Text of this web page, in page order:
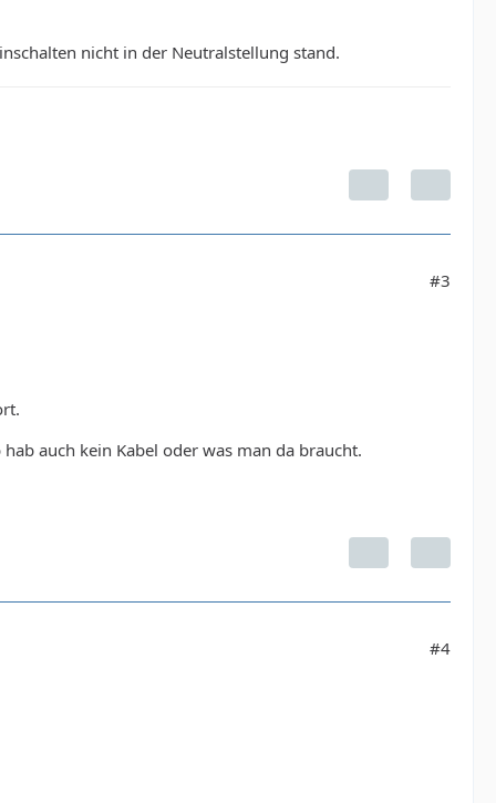
nicht in der Neutralstellung stand.
#3
auch kein Kabel oder was man da braucht.
#4